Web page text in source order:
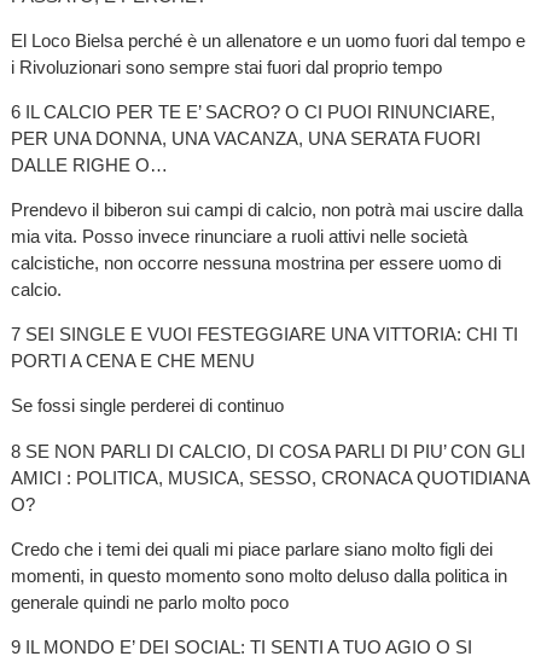
El Loco Bielsa perché è un allenatore e un uomo fuori dal tempo e
i Rivoluzionari sono sempre stai fuori dal proprio tempo
6 IL CALCIO PER TE E’ SACRO? O CI PUOI RINUNCIARE,
PER UNA DONNA, UNA VACANZA, UNA SERATA FUORI
DALLE RIGHE O…
Prendevo il biberon sui campi di calcio, non potrà mai uscire dalla
mia vita. Posso invece rinunciare a ruoli attivi nelle società
calcistiche, non occorre nessuna mostrina per essere uomo di
calcio.
7 SEI SINGLE E VUOI FESTEGGIARE UNA VITTORIA: CHI TI
PORTI A CENA E CHE MENU
Se fossi single perderei di continuo
8 SE NON PARLI DI CALCIO, DI COSA PARLI DI PIU’ CON GLI
AMICI : POLITICA, MUSICA, SESSO, CRONACA QUOTIDIANA
O?
Credo che i temi dei quali mi piace parlare siano molto figli dei
momenti, in questo momento sono molto deluso dalla politica in
generale quindi ne parlo molto poco
9 IL MONDO E’ DEI SOCIAL: TI SENTI A TUO AGIO O SI